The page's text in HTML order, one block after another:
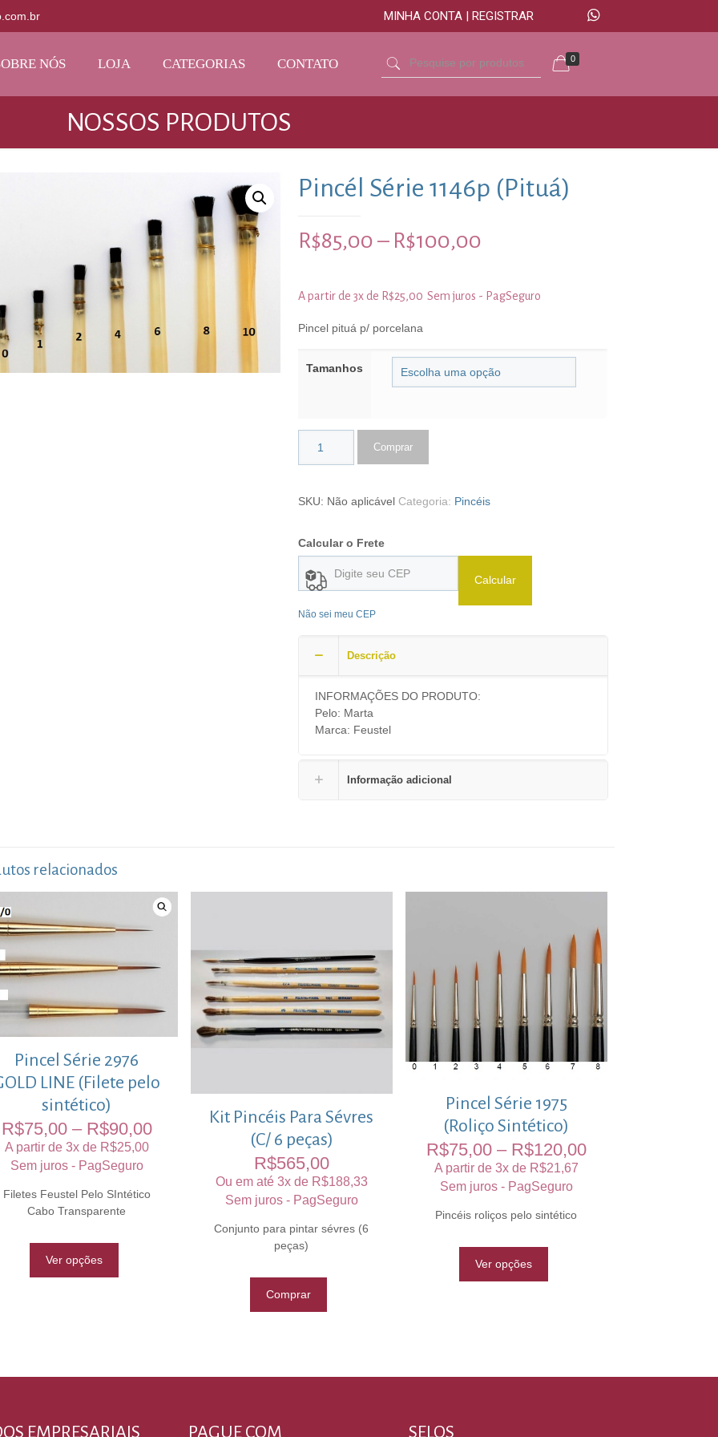
MINHA CONTA | REGISTRAR
NÓS LOJA CATEGORIAS CONTATO 0
NOSSOS PRODUTOS
Pincél Série 1146p (Pituá)
R$85,00 – R$100,00
A partir de 3x de R$25,00 Sem juros - PagSeguro
Pincel pituá p/ porcelana
Tamanhos
Comprar
SKU: Não aplicável Categoria: Pincéis
Calcular o Frete
Calcular
Não sei meu CEP
Descrição
INFORMAÇÕES DO PRODUTO:
Pelo: Marta
Marca: Feustel
Informação adicional
relacionados
Pincel Série 2976
LINE (Filete pelo
sintético)
R$75,00– R$90,00
A partir de 3x de R$25,00
Sem juros - PagSeguro
Filetes Feustel Pelo SIntético
Cabo Transparente
Ver opções
Kit Pincéis Para Sévres
(C/ 6 peças)
R$565,00
Ou em até 3x de R$188,33
Sem juros - PagSeguro
Conjunto para pintar sévres (6
peças)
Comprar
Pincel Série 1975
(Roliço Sintético)
R$75,00– R$120,00
A partir de 3x de R$21,67
Sem juros - PagSeguro
Pincéis roliços pelo sintético
Ver opções
EMPRESARIAIS PAGUE COM SELOS